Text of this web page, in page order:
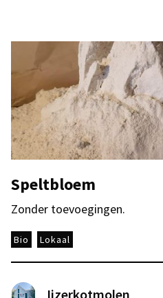
Speltbloem
Zonder toevoegingen.
Bio Lokaal
Ijzerkotmolen